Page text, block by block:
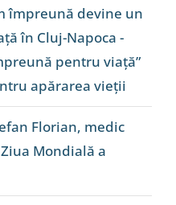
împreună devine un
în Cluj-Napoca -
pentru viață”
apărarea vieții
Florian, medic
Mondială a